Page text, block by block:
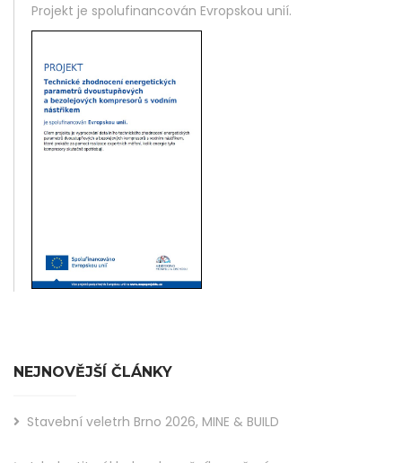
Projekt je spolufinancován Evropskou unií.
NEJNOVĚJŠÍ ČLÁNKY
Stavební veletrh Brno 2026, MINE & BUILD